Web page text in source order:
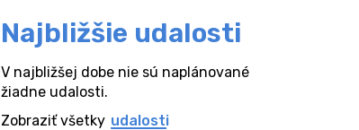
Najbližšie udalosti
V najbližšej dobe nie sú naplánované
žiadne udalosti.
Zobraziť všetky udalosti